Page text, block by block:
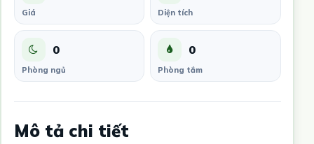
Giá Diện tích
0
Phòng ngủ
0
Phòng tắm
Mô tả chi tiết